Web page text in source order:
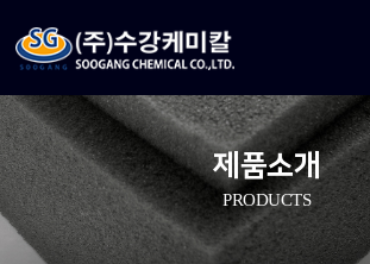
제품소개
PRODUCTS